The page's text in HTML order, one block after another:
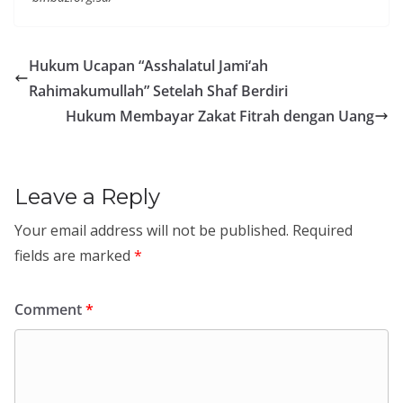
Hukum Ucapan “Asshalatul Jami‘ah
Rahimakumullah” Setelah Shaf Berdiri
Hukum Membayar Zakat Fitrah dengan Uang
Leave a Reply
Your email address will not be published. Required
fields are marked *
Comment*